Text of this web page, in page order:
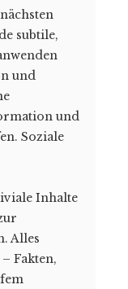
subtile,
und
und
Soziale
In­halte
Alles
Fakten,